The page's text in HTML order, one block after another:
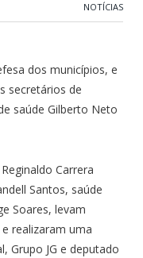
NOTÍCIAS
dos municípios, e
secretários de
saúde Gilberto Neto
Carrera
Santos, saúde
Soares, levam
realizaram uma
Grupo JG e deputado